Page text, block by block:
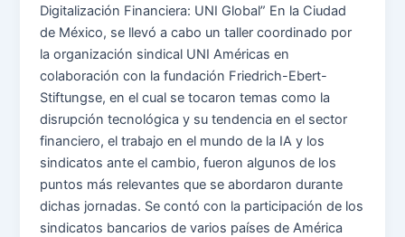
Digitalización Financiera: UNI Global” En la Ciudad
de México, se llevó a cabo un taller coordinado por
la organización sindical UNI Américas en
colaboración con la fundación Friedrich-Ebert-
Stiftungse, en el cual se tocaron temas como la
disrupción tecnológica y su tendencia en el sector
financiero, el trabajo en el mundo de la IA y los
sindicatos ante el cambio, fueron algunos de los
puntos más relevantes que se abordaron durante
dichas jornadas. Se contó con la participación de los
sindicatos bancarios de varios países de América